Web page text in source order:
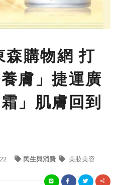
購物網 打
膚」捷運廣
」肌膚回到
民生與消費 美妝美容